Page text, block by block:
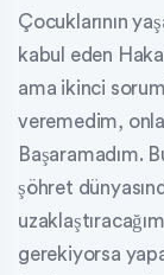
Çocuklarının
kabul eden
ama ikinci
veremedim,
Başaramadım.
şöhret
gerekiyorsa